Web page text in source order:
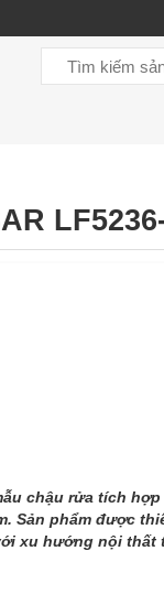
chậu rửa tích
Sản phẩm được
xu hướng nội thất